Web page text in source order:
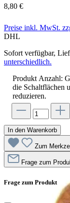
8,80 €
Preise inkl. MwSt.
DHL
Sofort verfügbar,
unterschiedlich.
Produkt Anzahl:
die Schaltflächen
reduzieren.
In den Warenkorb
Zum
Frage zum
Frage zum Produkt